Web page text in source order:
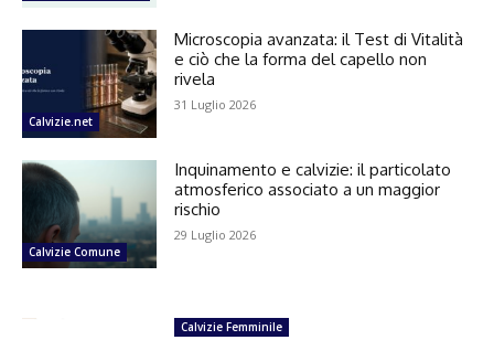
Calvizie.net
Microscopia avanzata: il Test di Vitalità
e ciò che la forma del capello non
rivela
31 Luglio 2026
Calvizie Comune
Inquinamento e calvizie: il particolato
atmosferico associato a un maggior
rischio
29 Luglio 2026
Calvizie Femminile